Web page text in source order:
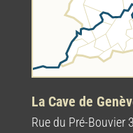
La Cave de
Rue du Pré-Bouvier